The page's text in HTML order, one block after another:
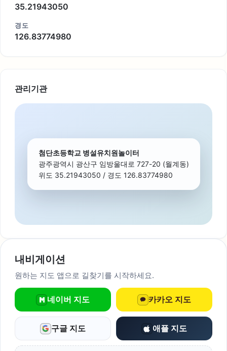
35.21943050
경도
126.83774980
관리기관
첨단초등학교 병설유치원놀이터
광주광역시 광산구 임방울대로 727-20 (월계동)
위도 35.21943050 / 경도 126.83774980
내비게이션
원하는 지도 앱으로 길찾기를 시작하세요.
네이버 지도 카카오 지도
구글 지도 애플 지도